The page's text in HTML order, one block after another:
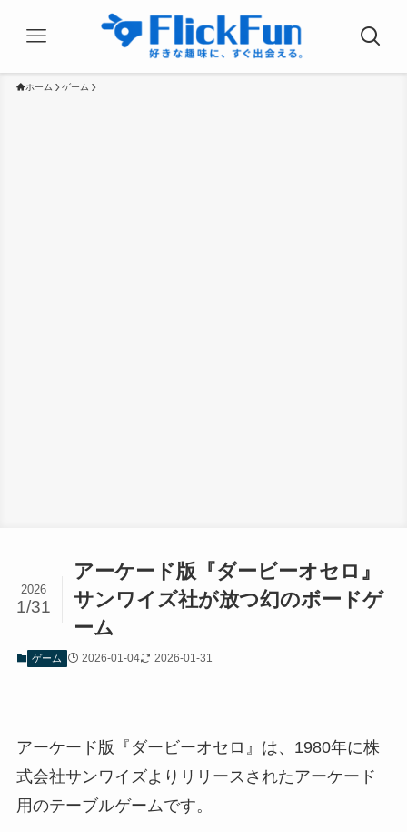
ホーム ゲーム
アーケード版『ダービーオセロ』
サンワイズ社が放つ幻のボードゲ
ーム
2026
1/31
ゲーム 2026-01-04 2026-01-31
アーケード版『ダービーオセロ』は、1980年に株
式会社サンワイズよりリリースされたアーケード
用のテーブルゲームです。